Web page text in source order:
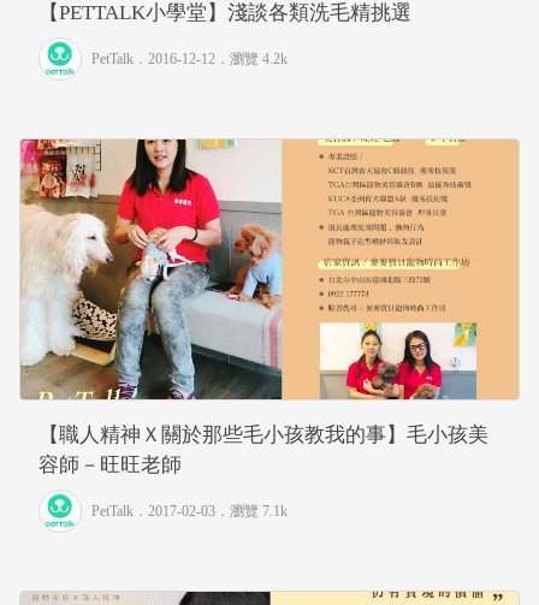
【PETTALK小學堂】淺談各類洗毛精挑選
PetTalk ．2016-12-12． 瀏覽 4.2k
【職人精神Ｘ關於那些毛小孩教我的事】毛小孩美
容師－旺旺老師
PetTalk ．2017-02-03． 瀏覽 7.1k